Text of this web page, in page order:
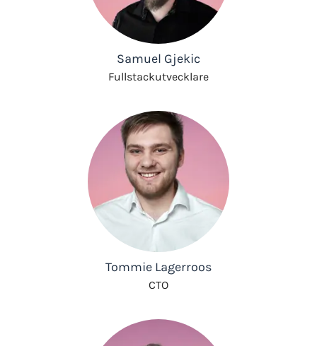
Samuel Gjekic
Fullstackutvecklare
Tommie Lagerroos
CTO